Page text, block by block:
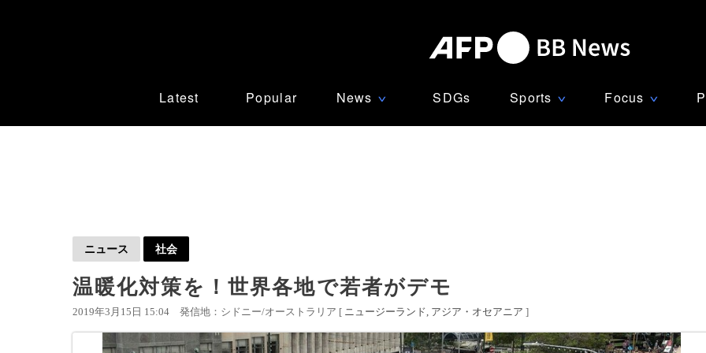
Latest Popular News ∨ SDGs Sports ∨ Focus ∨
ニュース 社会
温暖化対策を！世界各地で若者がデモ
2019年3月15日 15:04 発信地：シドニー/オーストラリア [ ニュージーランド アジア・オセアニア ]